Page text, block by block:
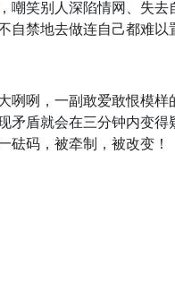
嘲笑别人深陷情网、失
自禁地去做连自己都难以
咧咧，一副敢爱敢恨模
矛盾就会在三分钟内变
砝码，被牵制，被改变！